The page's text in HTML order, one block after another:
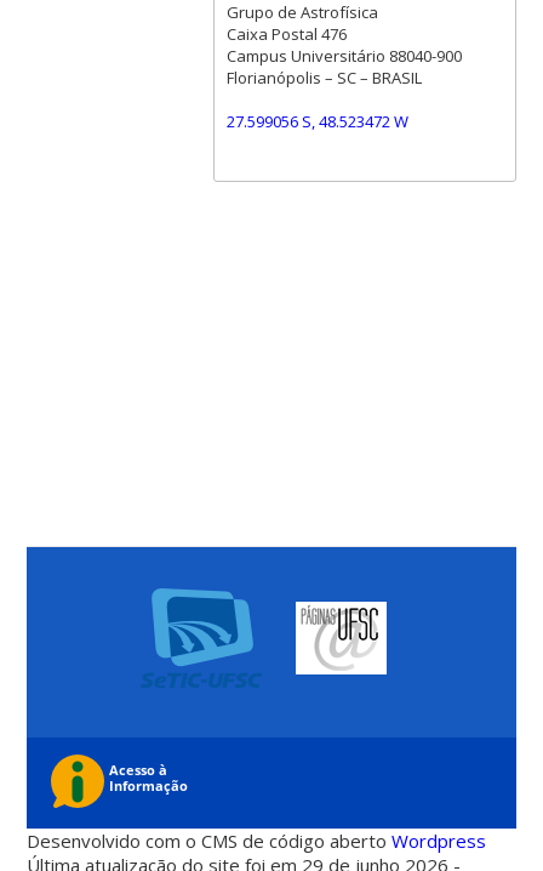
Grupo de Astrofísica
Caixa Postal 476
Campus Universitário 88040-900
Florianópolis – SC – BRASIL
27.599056 S, 48.523472 W
Desenvolvido com o CMS de código abertoWordpress
Última atualização do site foi em 29 de junho 2026 -